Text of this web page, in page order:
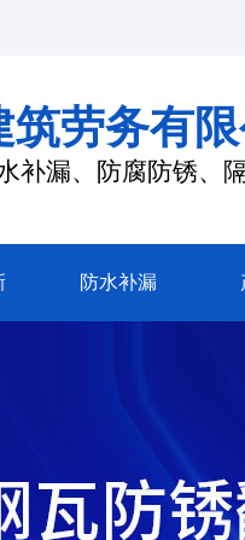
劳务有限
补漏、防腐防锈、
防水补漏